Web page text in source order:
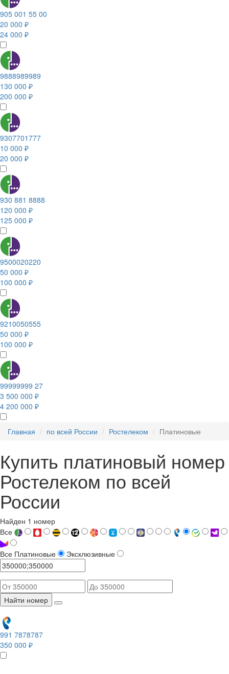
905 001 55 00
20 000 ₽
24 000 ₽
9888989989
130 000 ₽
200 000 ₽
9307701777
10 000 ₽
20 000 ₽
930 881 8888
120 000 ₽
125 000 ₽
9500020220
50 000 ₽
100 000 ₽
9210050555
50 000 ₽
100 000 ₽
99999999 27
3 500 000 ₽
4 200 000 ₽
Главная по всей России Ростелеком Платиновые
Купить платиновый номер
Ростелеком по всей
России
Найден 1 номер
Все
Все Платиновые Эксклюзивные
Найти номер
991 7878787
350 000 ₽